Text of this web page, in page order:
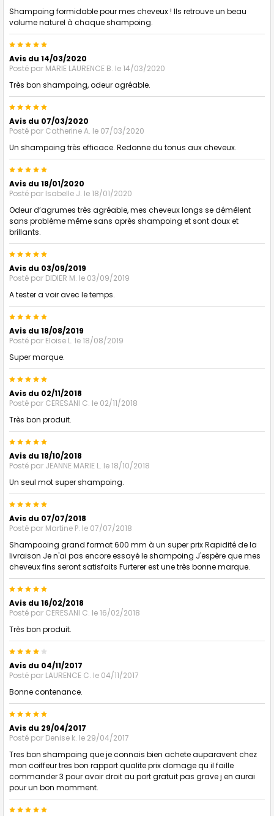
Shampoing formidable pour mes cheveux ! Ils retrouve un beau
volume naturel à chaque shampoing.
5
Avis du 14/03/2020
Posté par MARIE LAURENCE B. le 14/03/2020
Très bon shampoing, odeur agréable.
5
Avis du 07/03/2020
Posté par Catherine A. le 07/03/2020
Un shampoing très efficace. Redonne du tonus aux cheveux.
5
Avis du 18/01/2020
Posté par Isabelle J. le 18/01/2020
Odeur d’agrumes très agréable, mes cheveux longs se démêlent
sans problème même sans après shampoing et sont doux et
brillants.
5
Avis du 03/09/2019
Posté par DIDIER M. le 03/09/2019
A tester a voir avec le temps.
5
Avis du 18/08/2019
Posté par Eloise L. le 18/08/2019
Super marque.
5
Avis du 02/11/2018
Posté par CERESANI C. le 02/11/2018
Très bon produit.
5
Avis du 18/10/2018
Posté par JEANNE MARIE L. le 18/10/2018
Un seul mot super shampoing.
5
Avis du 07/07/2018
Posté par Martine P. le 07/07/2018
Shampooing grand format 600 mm à un super prix Rapidité de la
livraison Je n'ai pas encore essayé le shampoing J'espère que mes
cheveux fins seront satisfaits Furterer est une très bonne marque.
5
Avis du 16/02/2018
Posté par CERESANI C. le 16/02/2018
Très bon produit.
Avis du 04/11/2017
Posté par LAURENCE C. le 04/11/2017
Bonne contenance.
5
Avis du 29/04/2017
Posté par Denise k. le 29/04/2017
Tres bon shampoing que je connais bien achete auparavent chez
mon coiffeur tres bon rapport qualite prix domage qu il faille
commander 3 pour avoir droit au port gratuit pas grave j en aurai
pour un bon momment.
5